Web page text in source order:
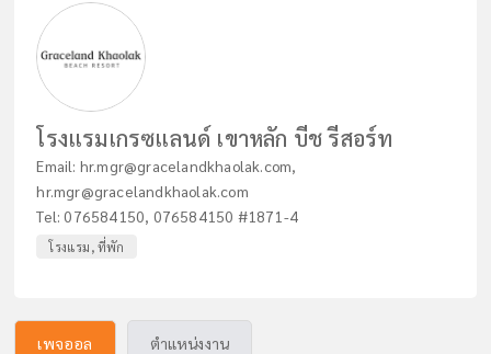
โรงแรมเกรซแลนด์ เขาหลัก บีช รีสอร์ท
Email: hr.mgr@gracelandkhaolak.com,
hr.mgr@gracelandkhaolak.com
Tel:076584150, 076584150 #1871-4
โรงแรม, ที่พัก
เพจออล ตำแหน่งงาน